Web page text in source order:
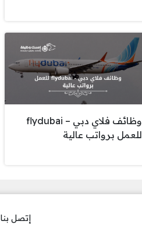
وظائف فلاي دبي – flydubai
للعمل برواتب عالية
إتصل بنا